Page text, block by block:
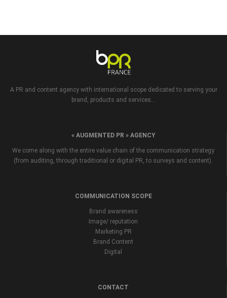
A PR and content agency with international scope dedicated to serving your
brand, products and services...
« AUGMENTED PR » AGENCY
We come along with the entire value chain of the communication strategy
(from auditing, through traditional or digital PR, to surveys and content).
COMMUNICATION SCOPE
Brand awareness
Image/ reputation
Marketing PR
Brand Content
Digital
CONTACT